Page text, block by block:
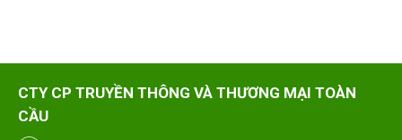
CTY CP TRUYỀN THÔNG VÀ THƯƠNG MẠI TOÀN
CẦU